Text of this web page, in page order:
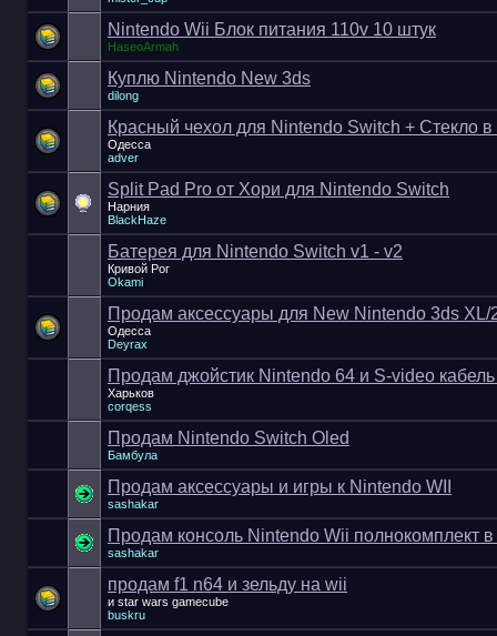
Nintendo Wii Блок питания 110v 10 штук
HaseoArmah
Куплю Nintendo New 3ds
dilong
Красный чехол для Nintendo Switch + Стекло в
Одесса
adver
Split Pad Pro от Хори для Nintendo Switch
Нарния
BlackHaze
Батерея для Nintendo Switch v1 - v2
Кривой Рог
Okami
Продам аксессуары для New Nintendo 3ds XL/
Одесса
Deyrax
Продам джойстик Nintendo 64 и S-video
Харьков
corqess
Продам Nintendo Switch Oled
Бамбула
Продам аксессуары и игры к Nintendo WII
sashakar
Продам консоль Nintendo Wii полнокомплект
sashakar
продам f1 n64 и зельду на wii
и star wars gamecube
buskru